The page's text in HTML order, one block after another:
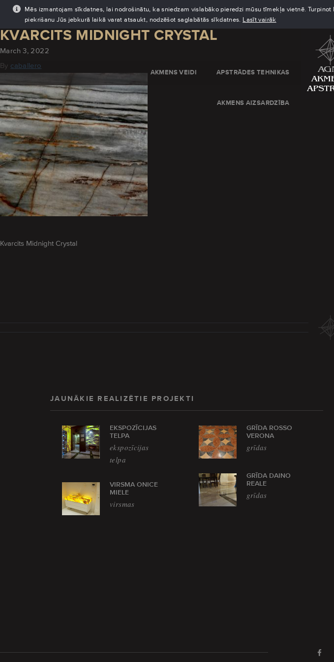
Mēs izmantojam sīkdatnes, lai nodrošinātu, ka sniedzam vislabāko pieredzi mūsu tīmekļa vietnē.
piekrišanu Jūs jebkurā laikā varat atsaukt, nodzēšot saglabātās sīkdatnes. Lasīt vairāk
AKMENS VEIDI APSTRĀDES TEHNIKAS
AKMENS AIZSARDZĪBA
KVARCITS MIDNIGHT CRYSTAL
March 3, 2022
By caballero
Kvarcits Midnight Crystal
JAUNĀKIE REALIZĒTIE PROJEKTI
EKSPOZĪCIJAS
TELPA
ekspozīcijas
telpa
VIRSMA ONICE
MIELE
virsmas
GRĪDA ROSSO
VERONA
grīdas
GRĪDA DAINO
REALE
grīdas